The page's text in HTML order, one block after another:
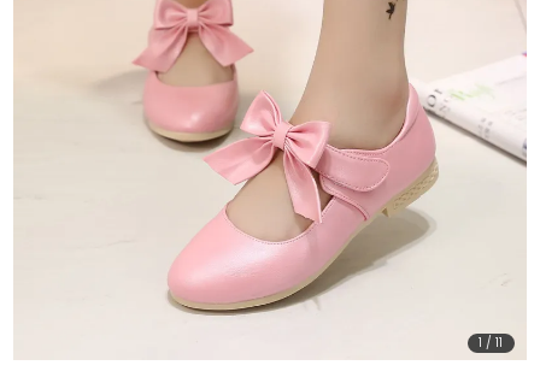
1 /11